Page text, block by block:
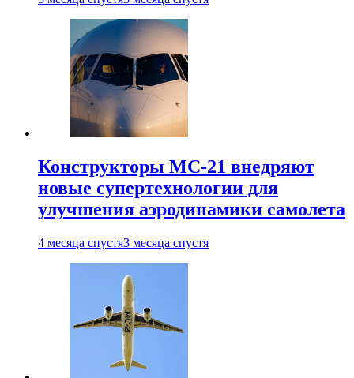
Конструкторы МС-21 внедряют
новые супертехнологии для
улучшения аэродинамики самолета
4 месяца спустя3 месяца спустя